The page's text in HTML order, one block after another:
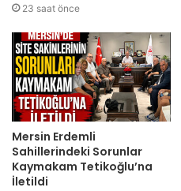
23 saat önce
Mersin Erdemli
Sahillerindeki Sorunlar
Kaymakam Tetikoğlu’na
İletildi